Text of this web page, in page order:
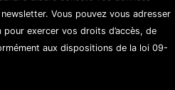
Vous pouvez vous adresser
exercer vos droits d’accès, de
aux dispositions de la loi 09-